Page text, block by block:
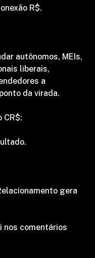
R$.
autônomos, MEIs,
liberais,
a
da virada.
CR$:
gera
nos comentários